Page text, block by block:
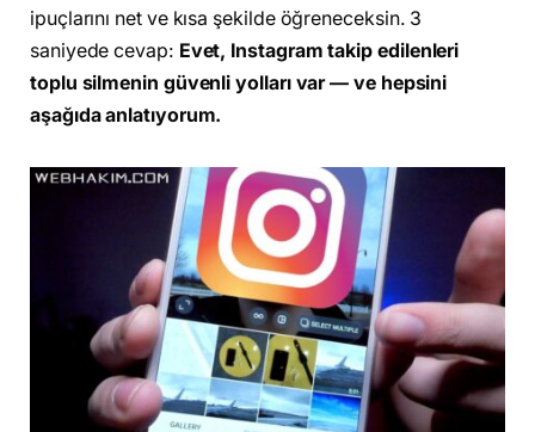
ipuçlarını net ve kısa şekilde öğreneceksin. 3
saniyede cevap: Evet, Instagram takip edilenleri
toplu silmenin güvenli yolları var — ve hepsini
aşağıda anlatıyorum.